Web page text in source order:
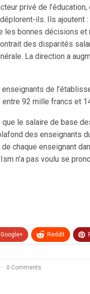
privé de
ils. Ils
les bonnes décisions
des disparités
La direction a
de
92 mille francs et
le salaire de base
des enseignants
de chaque enseignant
n’a pas voulu se
Google+ ReddIt
0 Comments